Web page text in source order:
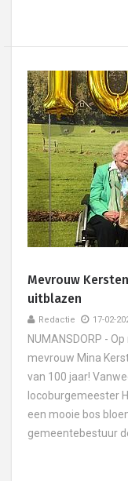
Mevrouw
uitblazen
Redactie 17-02-
NUMANSDORP -
mevrouw Mina
van 100 jaar!
locoburgemeester
een mooie bos
gemeentebestuur